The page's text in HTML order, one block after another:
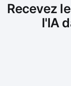
Recevez
l'IA